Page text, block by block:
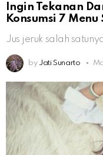
Ingin Tekanan
Konsumsi 7
Jus jeruk salah
by Jati Sunarto